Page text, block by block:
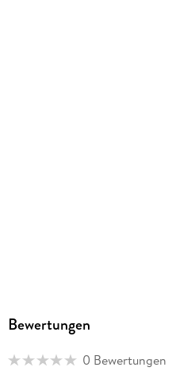
Bewertungen
0 Bewertungen